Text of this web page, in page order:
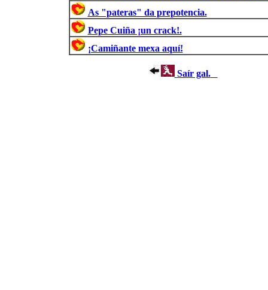
As "pateras" da prepotencia.
Pepe Cuiña ¡un crack!.
¡Camiñante mexa aquí!
Saír gal.